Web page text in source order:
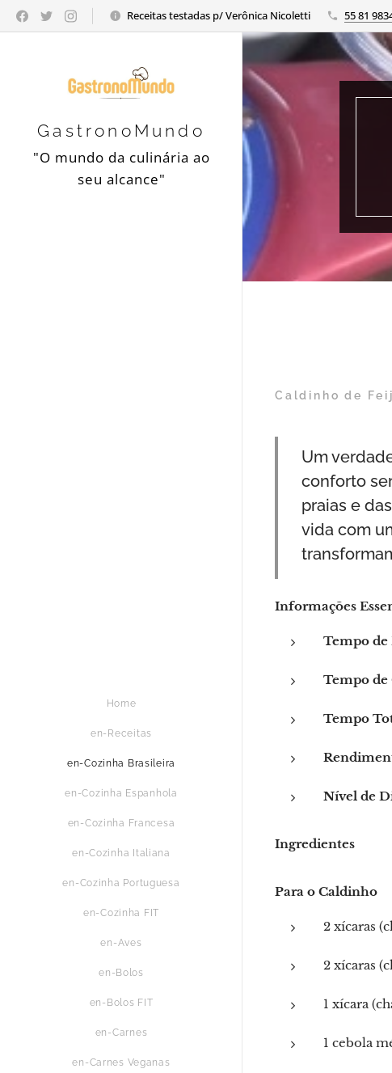
Receitas testadas p/ Verônica Nicoletti 55 81
GastronoMundo
"O mundo da culinária ao
seu alcance"
Home
en-Receitas
en-Cozinha Brasileira
en-Cozinha Espanhola
en-Cozinha Francesa
en-Cozinha Italiana
en-Cozinha Portuguesa
en-Cozinha FIT
en-Aves
en-Bolos
en-Bolos FIT
en-Carnes
en-Carnes Veganas
Caldinho de
Um
conforto
praias e
vida com
Informações
Tempo de
Tempo
Tempo
Nível de
Ingredientes
Para o Caldinho
2 xícaras
2 xícaras
1 xícara
1 cebola